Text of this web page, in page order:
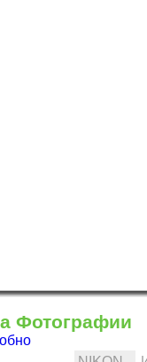
Новый
Фотографии